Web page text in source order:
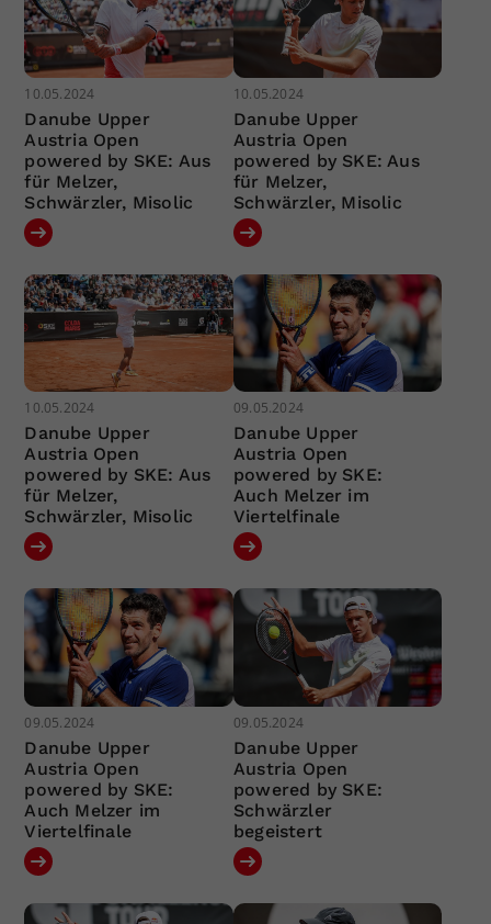
10.05.2024
Danube Upper
Austria Open
powered by SKE: Aus
für Melzer,
Schwärzler, Misolic
10.05.2024
Danube Upper
Austria Open
powered by SKE: Aus
für Melzer,
Schwärzler, Misolic
10.05.2024
Danube Upper
Austria Open
powered by SKE: Aus
für Melzer,
Schwärzler, Misolic
09.05.2024
Danube Upper
Austria Open
powered by SKE:
Auch Melzer im
Viertelfinale
09.05.2024
Danube Upper
Austria Open
powered by SKE:
Auch Melzer im
Viertelfinale
09.05.2024
Danube Upper
Austria Open
powered by SKE:
Schwärzler
begeistert